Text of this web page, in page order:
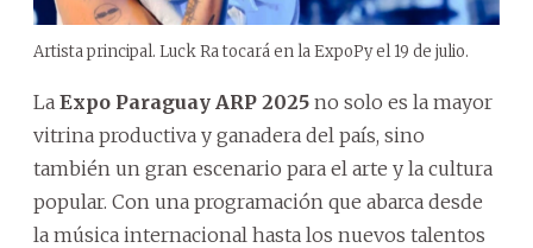
Artista principal. Luck Ra tocará en la ExpoPy el 19 de julio.
La Expo Paraguay ARP 2025 no solo es la mayor
vitrina productiva y ganadera del país, sino
también un gran escenario para el arte y la cultura
popular. Con una programación que abarca desde
la música internacional hasta los nuevos talentos